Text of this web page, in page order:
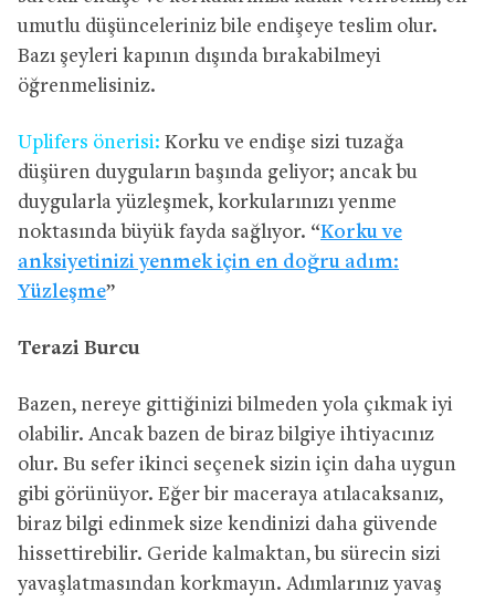
umutlu düşünceleriniz bile endişeye teslim olur.
Bazı şeyleri kapının dışında bırakabilmeyi
öğrenmelisiniz.
Uplifers önerisi: Korku ve endişe sizi tuzağa
düşüren duyguların başında geliyor; ancak bu
duygularla yüzleşmek, korkularınızı yenme
noktasında büyük fayda sağlıyor. “Korku ve
anksiyetinizi yenmek için en doğru adım:
Yüzleşme”
Terazi Burcu
Bazen, nereye gittiğinizi bilmeden yola çıkmak iyi
olabilir. Ancak bazen de biraz bilgiye ihtiyacınız
olur. Bu sefer ikinci seçenek sizin için daha uygun
gibi görünüyor. Eğer bir maceraya atılacaksanız,
biraz bilgi edinmek size kendinizi daha güvende
hissettirebilir. Geride kalmaktan, bu sürecin sizi
yavaşlatmasından korkmayın. Adımlarınız yavaş